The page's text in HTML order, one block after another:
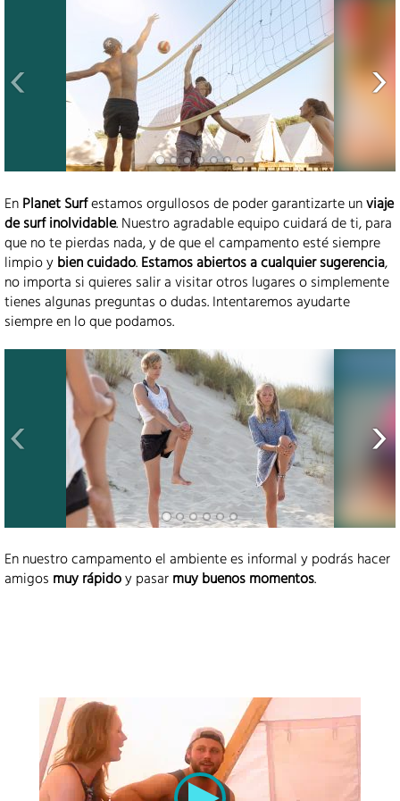
EnPlanet Surfestamos orgullosos de poder garantizarte unviaje
de surf inolvidable. Nuestro agradable equipo cuidará de ti, para
que no te pierdas nada, y de que el campamento esté siempre
limpio ybien cuidado.Estamos abiertos a cualquier sugerencia,
no importa si quieres salir a visitar otros lugares o simplemente
tienes algunas preguntas o dudas. Intentaremos ayudarte
siempre en lo que podamos.
En nuestro campamento el ambiente es informal y podrás hacer
amigos muy rápidoy pasarmuy buenos momentos.